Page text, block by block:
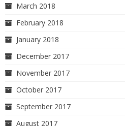
March 2018
February 2018
January 2018
December 2017
November 2017
October 2017
September 2017
August 2017